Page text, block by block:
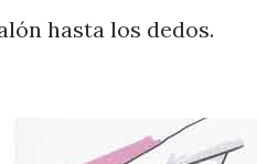
hasta los dedos.